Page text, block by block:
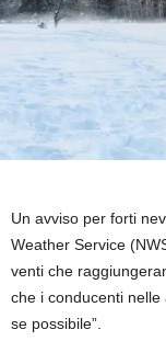
Un avviso per forti
Weather Service
venti che
che i conducenti
se possibile”.